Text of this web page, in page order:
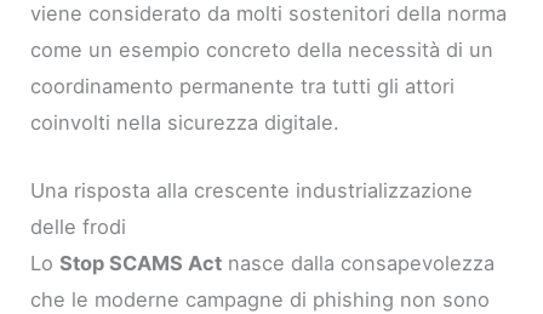
viene considerato da molti sostenitori della norma
come un esempio concreto della necessità di un
coordinamento permanente tra tutti gli attori
coinvolti nella sicurezza digitale.
Una risposta alla crescente industrializzazione
delle frodi
LoStop SCAMS Act nasce dalla consapevolezza
che le moderne campagne di phishing non sono